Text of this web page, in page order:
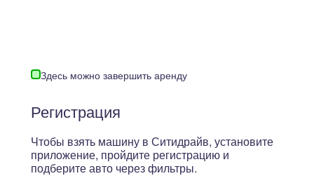
Здесь можно завершить аренду
Регистрация
Чтобы взять машину в Ситидрайв, установите
приложение, пройдите регистрацию и
подберите авто через фильтры.